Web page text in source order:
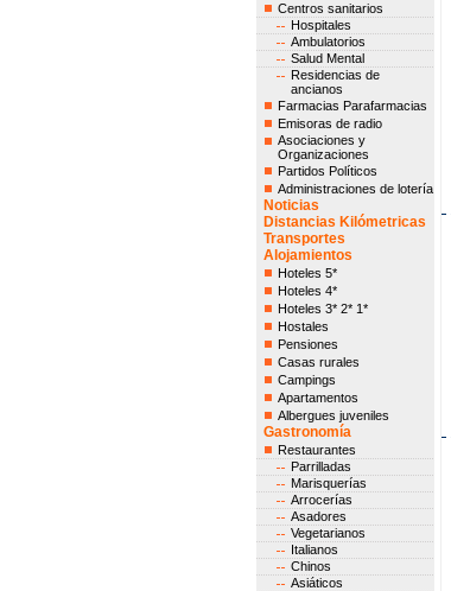
Centros sanitarios
Hospitales
Ambulatorios
Salud Mental
Residencias de
ancianos
Farmacias Parafarmacias
Emisoras de radio
Asociaciones y
Organizaciones
Partidos Políticos
Administraciones de lotería
Noticias
Distancias Kilómetricas
Transportes
Alojamientos
Hoteles 5*
Hoteles 4*
Hoteles 3* 2* 1*
Hostales
Pensiones
Casas rurales
Campings
Apartamentos
Albergues juveniles
Gastronomía
Restaurantes
Parrilladas
Marisquerías
Arrocerías
Asadores
Vegetarianos
Italianos
Chinos
Asiáticos